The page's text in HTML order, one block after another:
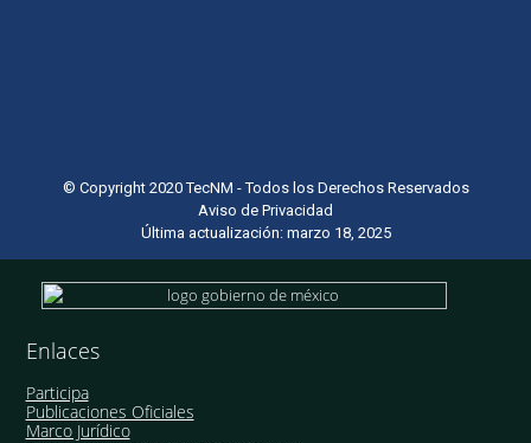
© Copyright 2020 TecNM - Todos los Derechos Reservados
Aviso de Privacidad
Última actualización: marzo 18, 2025
Enlaces
Participa
Publicaciones Oficiales
Marco Jurídico